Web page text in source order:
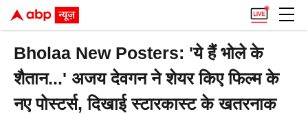
Bholaa New Posters: 'ये हैं भोले के
शैतान...' अजय देवगन ने शेयर किए फिल्म के
नए पोस्टर्स, दिखाई स्टारकास्ट के खतरनाक